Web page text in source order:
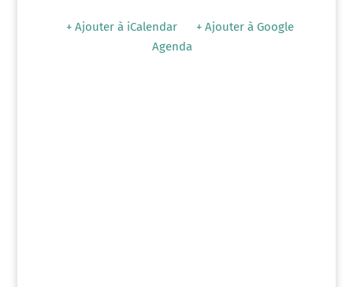
+ Ajouter à iCalendar
+ Ajouter à Google
Agenda